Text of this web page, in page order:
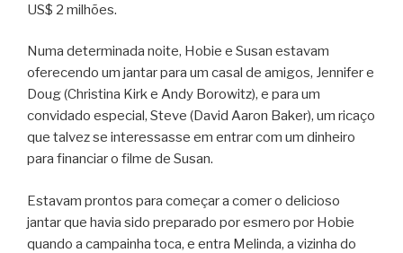
US$ 2 milhões.
Numa determinada noite, Hobie e Susan estavam
oferecendo um jantar para um casal de amigos, Jennifer e
Doug (Christina Kirk e Andy Borowitz), e para um
convidado especial, Steve (David Aaron Baker), um ricaço
que talvez se interessasse em entrar com um dinheiro
para financiar o filme de Susan.
Estavam prontos para começar a comer o delicioso
jantar que havia sido preparado por esmero por Hobie
quando a campainha toca, e entra Melinda, a vizinha do